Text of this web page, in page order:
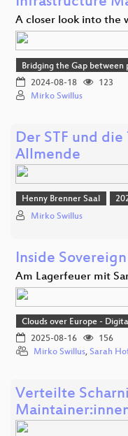
A closer look into the
Bridging the Gap between
2024-08-18
123
Mirko Swillus
Der STF und
Allmende
Henny Brenner Saal
Mirko Swillus
Inside
Am Lagerfeuer mit
Clouds over Europe -
2025-08-16
156
Mirko Swillus, Sarah
Verteilte